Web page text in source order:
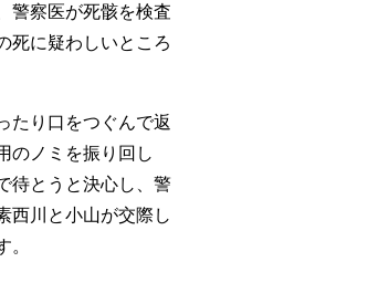
警察医が死骸を検査
死に疑わしいところ
たり口をつぐんで返
のノミを振り回し
待とうと決心し、警
西川と小山が交際し